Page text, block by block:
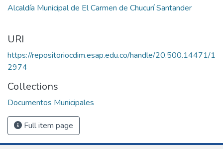
Alcaldía Municipal de El Carmen de Chucurí Santander
URI
https://repositoriocdim.esap.edu.co/handle/20.500.14471/1
2974
Collections
Documentos Municipales
Full item page